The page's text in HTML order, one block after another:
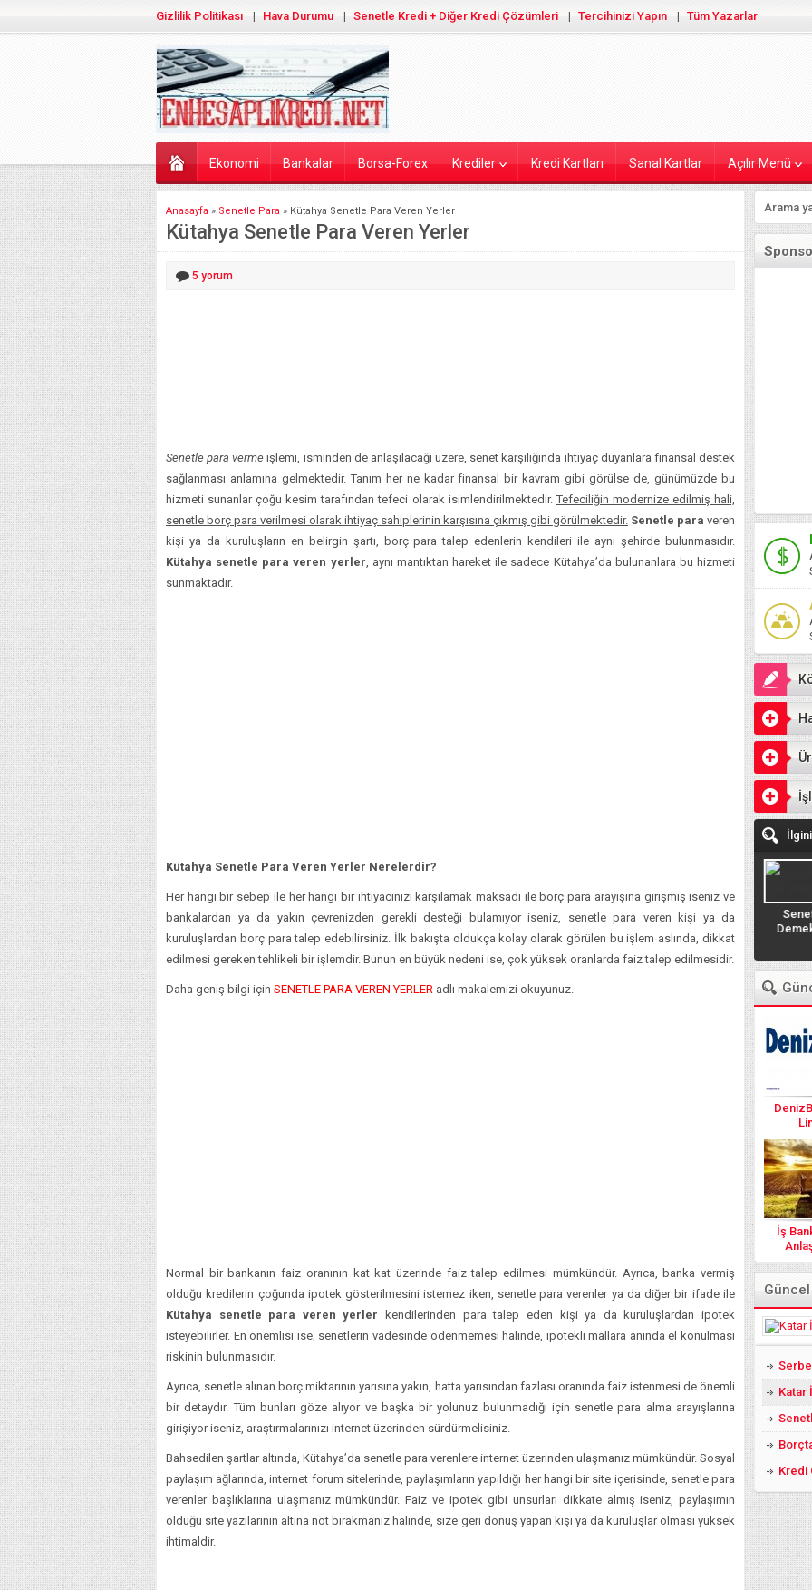
Gizlilik Politikası Hava Durumu Senetle Kredi + Diğer Kredi Çözümleri Tercihinizi Yapın Tüm Yazarlar
Ekonomi Bankalar Borsa-Forex Krediler Kredi Kartları Sanal Kartlar Açılır Menü
Anasayfa » Senetle Para » Kütahya Senetle Para Veren Yerler
Kütahya Senetle Para Veren Yerler
5 yorum
Senetle para verme işlemi, isminden de anlaşılacağı üzere, senet karşılığında ihtiyaç duyanlara finansal destek
sağlanması anlamına gelmektedir. Tanım her ne kadar finansal bir kavram gibi görülse de, günümüzde bu
hizmeti sunanlar çoğu kesim tarafından tefeci olarak isimlendirilmektedir. Tefeciliğin modernize edilmiş hali,
senetle borç para verilmesi olarak ihtiyaç sahiplerinin karşısına çıkmış gibi görülmektedir. Senetle para veren
kişi ya da kuruluşların en belirgin şartı, borç para talep edenlerin kendileri ile aynı şehirde bulunmasıdır.
Kütahya senetle para veren yerler , aynı mantıktan hareket ile sadece Kütahya’da bulunanlara bu hizmeti
sunmaktadır.
Kütahya Senetle Para Veren Yerler Nerelerdir?
Her hangi bir sebep ile her hangi bir ihtiyacınızı karşılamak maksadı ile borç para arayışına girişmiş iseniz ve
bankalardan ya da yakın çevrenizden gerekli desteği bulamıyor iseniz, senetle para veren kişi ya da
kuruluşlardan borç para talep edebilirsiniz. İlk bakışta oldukça kolay olarak görülen bu işlem aslında, dikkat
edilmesi gereken tehlikeli bir işlemdir. Bunun en büyük nedeni ise, çok yüksek oranlarda faiz talep edilmesidir.
Daha geniş bilgi için SENETLE PARA VEREN YERLER adlı makalemizi okuyunuz.
Normal bir bankanın faiz oranının kat kat üzerinde faiz talep edilmesi mümkündür. Ayrıca, banka vermiş
olduğu kredilerin çoğunda ipotek gösterilmesini istemez iken, senetle para verenler ya da diğer bir ifade ile
Kütahya senetle para veren yerler kendilerinden para talep eden kişi ya da kuruluşlardan ipotek
isteyebilirler. En önemlisi ise, senetlerin vadesinde ödenmemesi halinde, ipotekli mallara anında el konulması
riskinin bulunmasıdır.
Ayrıca, senetle alınan borç miktarının yarısına yakın, hatta yarısından fazlası oranında faiz istenmesi de önemli
bir detaydır. Tüm bunları göze alıyor ve başka bir yolunuz bulunmadığı için senetle para alma arayışlarına
girişiyor iseniz, araştırmalarınızı internet üzerinden sürdürmelisiniz.
Bahsedilen şartlar altında, Kütahya’da senetle para verenlere internet üzerinden ulaşmanız mümkündür. Sosyal
paylaşım ağlarında, internet forum sitelerinde, paylaşımların yapıldığı her hangi bir site içerisinde, senetle para
verenler başlıklarına ulaşmanız mümkündür. Faiz ve ipotek gibi unsurları dikkate almış iseniz, paylaşımın
olduğu site yazılarının altına not bırakmanız halinde, size geri dönüş yapan kişi ya da kuruluşlar olması yüksek
ihtimaldir.
Katar İşçi Maaşları
KATARDAN KREDİ ALMAK
Borçtan Kurtulma (DUA ve
YÖNTEMLER)
İş
Katar
Kredi